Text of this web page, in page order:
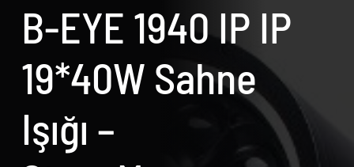
Biz Kimiz
Neler Yaptık
Neler Yapıyoruz?
B-EYE 1940 IP IP
19*40W Sahne
Işığı –